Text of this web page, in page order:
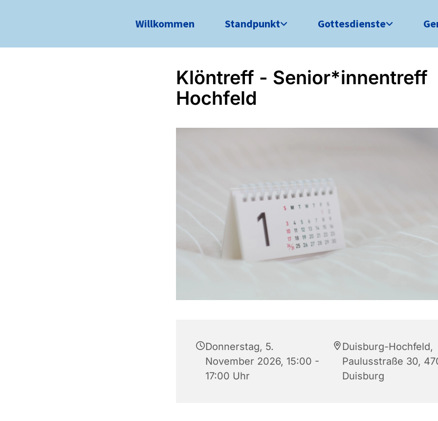
Willkommen Standpunkt Gottesdienste
Klöntreff - Senior*innentreff
Hochfeld
Donnerstag, 5.
November 2026, 15:00 -
17:00 Uhr
Duisburg-Hochfeld,
Paulusstraße 30,
Duisburg